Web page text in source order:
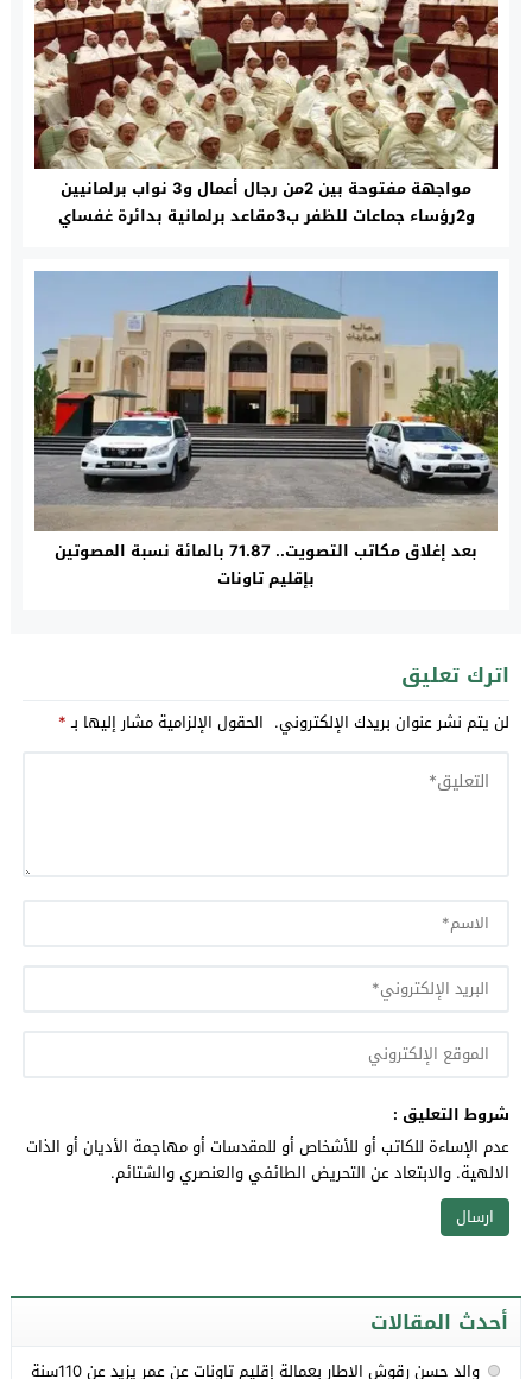
مواجهة مفتوحة بين 2من رجال أعمال و3 نواب برلمانيين
و2رؤساء جماعات للظفر ب3مقاعد برلمانية بدائرة غفساي
بعد إغلاق مكاتب التصويت.. 71.87 بالمائة نسبة المصوتين
بإقليم تاونات
اترك تعليق
لن يتم نشر عنوان بريدك الإلكتروني. الحقول الإلزامية مشار إليها بـ*
شروط التعليق :
عدم الإساءة للكاتب أو للأشخاص أو للمقدسات أو مهاجمة الأديان أو الذات
الالهية. والابتعاد عن التحريض الطائفي والعنصري والشتائم.
أحدث المقالات
والد حسن رقوش الإطار بعمالة إقليم تاونات عن عمر يزيد عن 110سنة